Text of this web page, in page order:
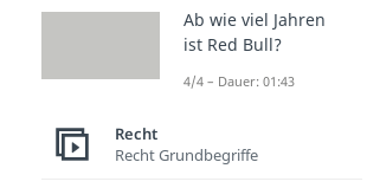
zwingend eine
verhängt wird, sind
oder besonders
Der Häftling kann
Ab wie viel Jahren
ist Red Bull?
4/4 – Dauer: 01:43
Recht
Recht Grundbegriffe